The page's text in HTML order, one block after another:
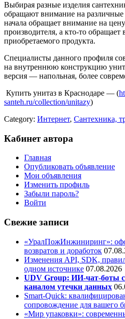
Выбирая разные изделия
обращают внимание на различные
начала обращает внимание на
производителя, а кто-то
приобретаемого продукта.
Специалисты данного профиля
на внутреннюю конструкцию
версия — напольная, более
Купить унитаз в Краснодаре — (
santeh.ru/collection/unitazy)
Category: Интернет, Сантехника,
Кабинет автора
Главная
Опубликовать объявление
Мои объявления
Изменить профиль
Забыли пароль?
Войти
Свежие записи
«УралПожИнжиниринг»:
возвратов и доработок
Изменения API, SDK,
одном источнике 07.08.2026
UDV Group: ИИ-чат-боты
каналом утечки данных
Smart-Quick:
сопровождение для вашего
«Мир упаковки»: